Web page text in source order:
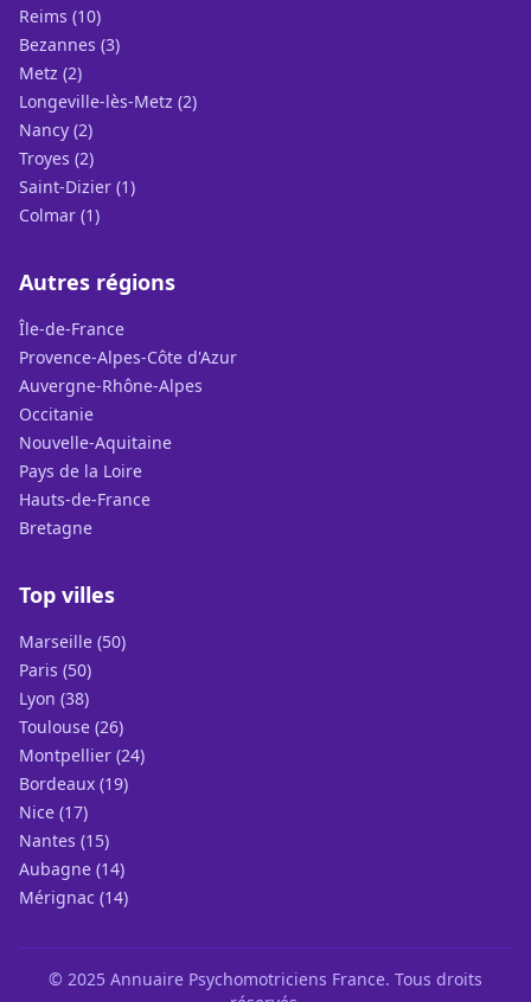
Reims (10)
Bezannes (3)
Metz (2)
Longeville-lès-Metz (2)
Nancy (2)
Troyes (2)
Saint-Dizier (1)
Colmar (1)
Autres régions
Île-de-France
Provence-Alpes-Côte d'Azur
Auvergne-Rhône-Alpes
Occitanie
Nouvelle-Aquitaine
Pays de la Loire
Hauts-de-France
Bretagne
Top villes
Marseille (50)
Paris (50)
Lyon (38)
Toulouse (26)
Montpellier (24)
Bordeaux (19)
Nice (17)
Nantes (15)
Aubagne (14)
Mérignac (14)
© 2025 Annuaire Psychomotriciens France. Tous droits